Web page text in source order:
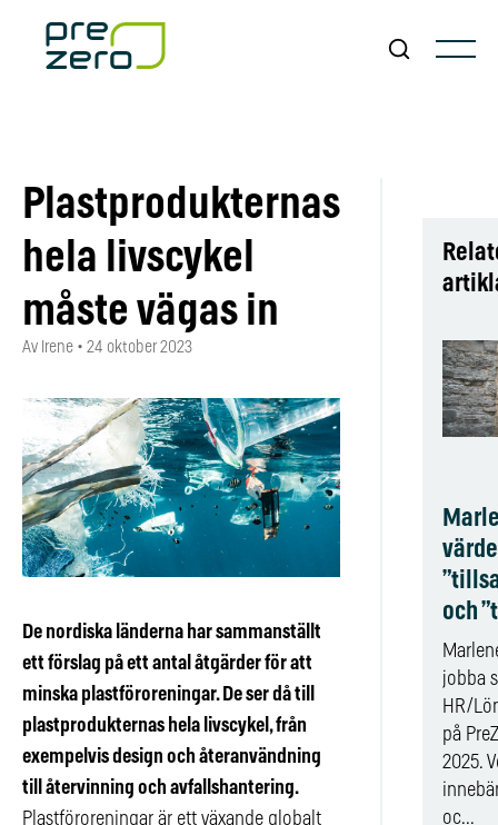
Plastprodukternas
hela livscykel
måste vägas in
Av Irene • 24 oktober 2023
De nordiska länderna har sammanställt
ett förslag på ett antal åtgärder för att
minska plastföroreningar. De ser då till
plastprodukternas hela livscykel, från
exempelvis design och återanvändning
till återvinning och avfallshantering.
Plastföroreningar är ett växande globalt
och
jobba
HR/
på
2025.
oc...